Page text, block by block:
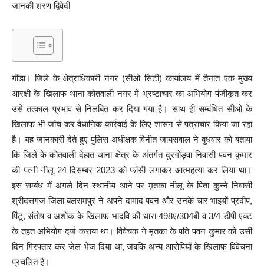
जानकी शरण द्विवेदी
गोंडा। जिले के क्षेत्राधिकारी नगर (सीओ सिटी) कार्यालय में तैनात एक मुख्य
आरक्षी के खिलाफ थाना कोतवाली नगर में भ्रष्टाचार का अभियोग पंजीकृत कर
उसे तत्काल प्रभाव से निलंबित कर दिया गया है। साथ ही सम्बंधित सीओ के
खिलाफ भी जांच कर वैधानिक कार्रवाई के लिए शासन से पत्राचार किया जा रहा
है। यह जानकारी देते हुए पुलिस अधीक्षक विनीत जायसवाल ने बुधवार को बताया
कि जिले के कोतवाली देहात थाना क्षेत्र के अंतर्गत दुरगोड़वा निवासी पवन कुमार
की पत्नी नीलू 24 दिसम्बर 2023 को फांसी लगाकर आत्महत्या कर लिया था।
इस सम्बंध में अगले दिन स्थानीय थाने पर मृतका नीलू के पिता कुन्ने निवासी
श्रीदत्तगंज जिला बलरामपुर ने अपने दामाद पवन और उनके चार भाइयों प्रदीप,
पिंटू, संतोष व अशोक के खिलाफ भादवि की धारा 498ए/304बी व 3/4 डीपी एक्ट
के तहत अभियोग दर्ज कराया था। विवेचक ने मृतका के पति पवन कुमार को उसी
दिन गिरफ्तार कर जेल भेज दिया था, जबकि अन्य आरोपियों के खिलाफ विवेचना
प्रचलित है।